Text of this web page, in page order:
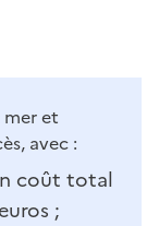
mer et
avec :
coût total
;